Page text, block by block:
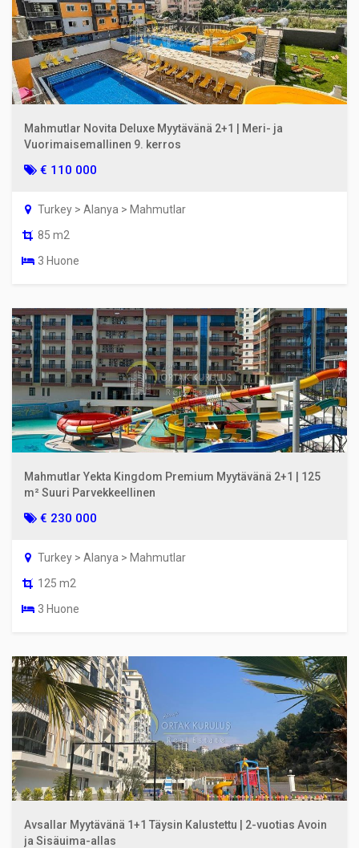
Mahmutlar Novita Deluxe Myytävänä 2+1 | Meri- ja
Vuorimaisemallinen 9. kerros
€ 110 000
Turkey > Alanya > Mahmutlar
85 m2
3 Huone
Mahmutlar Yekta Kingdom Premium Myytävänä 2+1 | 125
m² Suuri Parvekkeellinen
€ 230 000
Turkey > Alanya > Mahmutlar
125 m2
3 Huone
Avsallar Myytävänä 1+1 Täysin Kalustettu | 2-vuotias Avoin
ja Sisäuima-allas